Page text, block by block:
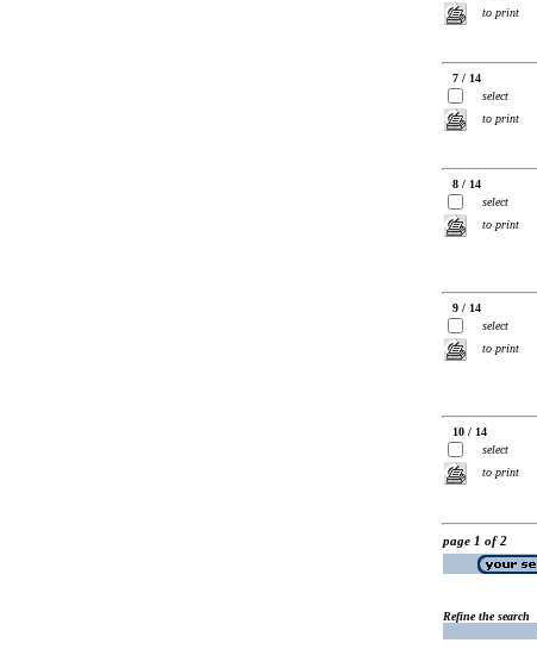
to print
7 / 14
select
to print
8 / 14
select
to print
9 / 14
select
to print
10 / 14
select
to print
page 1 of 2
Refine the search